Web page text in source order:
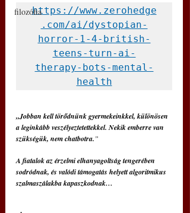
filozófiahttps://www.zerohedge
.com/ai/dystopian-
horror-1-4-british-
teens-turn-ai-
therapy-bots-mental-
health
„Jobban kell törődnünk gyermekeinkkel, különösen
a leginkább veszélyeztetettekkel. Nekik emberre van
szükségük, nem chatbotra.”
A fiatalok az érzelmi elhanyagoltság tengerében
sodródnak, és valódi támogatás helyett algoritmikus
szalmaszálakba kapaszkodnak…